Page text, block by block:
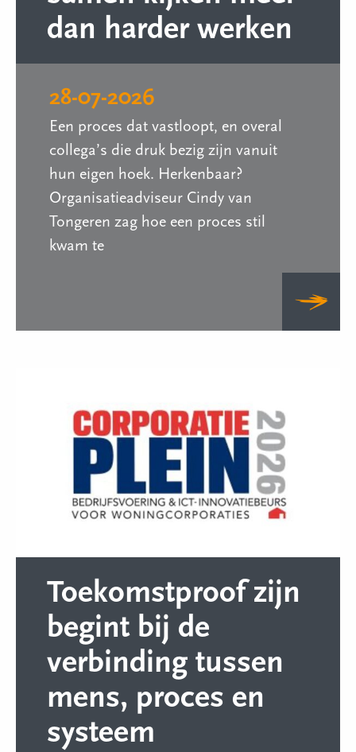
dan harder werken
28-07-2026
Een proces dat vastloopt, en overal
collega’s die druk bezig zijn vanuit
hun eigen hoek. Herkenbaar?
Organisatieadviseur Cindy van
Tongeren zag hoe een proces stil
kwam te
Toekomstproof zijn
begint bij de
verbinding tussen
mens, proces en
systeem